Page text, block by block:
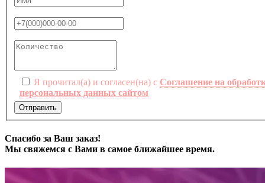
Я прочитал(а) и согласен(на) с Соглашение на
персональных данных сайтом
Отправить
Спасибо за Ваш заказ!
Мы свяжемся с Вами в самое ближайшее время.